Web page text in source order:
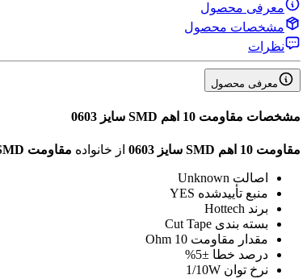
معرفی محصول
مشخصات محصول
نظرات
معرفی محصول
مشخصات مقاومت 10 اهم SMD سایز 0603
مقاومت 10 اهم SMD سایز 0603 از خانواده مقاومت SMD
اصالت Unknown
منبع تأیید‌شده YES
برند Hottech
بسته بندی Cut Tape
مقدار مقاومت 10 Ohm
درصد خطا ±5%
نرخ توان 1/10W